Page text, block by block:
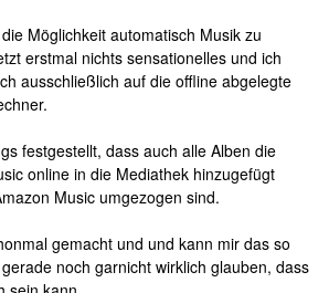
Möglichkeit automatisch Musik zu
erstmal nichts sensationelles und ich
ausschließlich auf die offline abgelegte
festgestellt, dass auch alle Alben die
online in die Mediathek hinzugefügt
Music umgezogen sind.
gemacht und und kann mir das so
noch garnicht wirklich glauben, dass